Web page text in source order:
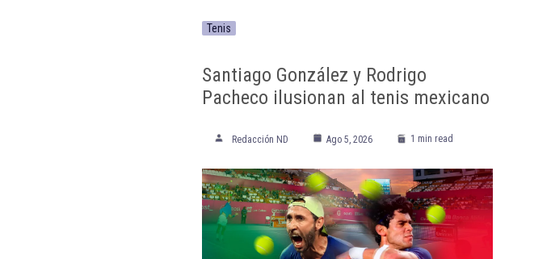
Tenis
Santiago González y Rodrigo
Pacheco ilusionan al tenis mexicano
Redacción ND Ago 5, 2026 1 min read